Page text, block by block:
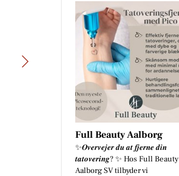
Full Beauty Aalborg
✨𝑶𝒗𝒆𝒓𝒗𝒆𝒋𝒆𝒓 𝒅𝒖 𝒂𝒕 𝒇𝒋𝒆𝒓𝒏𝒆 𝒅𝒊𝒏
𝒕𝒂𝒕𝒐𝒗𝒆𝒓𝒊𝒏𝒈? ✨ Hos Full Beauty
Aalborg SV tilbyder vi